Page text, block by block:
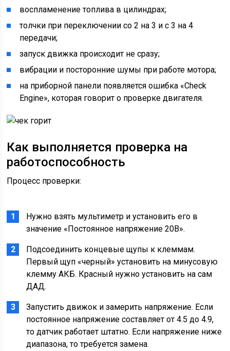
воспламенение топлива в цилиндрах;
толчки при переключении со 2 на 3 и с 3 на 4
передачи;
запуск движка происходит не сразу;
вибрации и посторонние шумы при работе мотора;
на приборной панели появляется ошибка «Check
Engine», которая говорит о проверке двигателя.
Как выполняется проверка на
работоспособность
Процесс проверки:
Нужно взять мультиметр и установить его в
значение «Постоянное напряжение 20В».
Подсоединить концевые щупы к клеммам.
Первый щуп «черный» установить на минусовую
клемму АКБ. Красный нужно установить на сам
ДАД.
Запустить движок и замерить напряжение. Если
постоянное напряжение составляет от 4.5 до 4.9,
то датчик работает штатно. Если напряжение ниже
диапазона, то требуется замена.